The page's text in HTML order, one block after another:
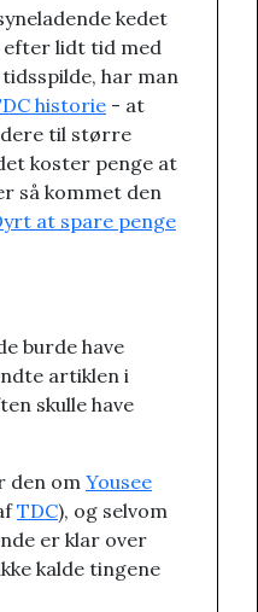
kedet
efter lidt tid med
har man
historie - at
til større
koster penge at
så kommet den
at spare penge
burde have
artiklen i
skulle have
den om Yousee
TDC), og selvom
er klar over
kalde tingene